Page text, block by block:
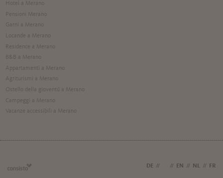
Hotel a Merano
Pensioni Merano
Garni a Merano
Locande a Merano
Residence a Merano
B&B a Merano
Appartamenti a Merano
Agriturismi a Merano
Ostello della gioventú a Merano
Campeggi a Merano
Vacanze accessibili a Merano
DE // // EN // NL // FR